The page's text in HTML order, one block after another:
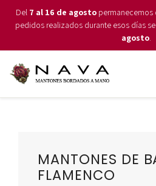
Del 7 al 16 de agostopermanecemos
pedidos realizados durante esos días
agosto.
MANTONES DE
FLAMENCO